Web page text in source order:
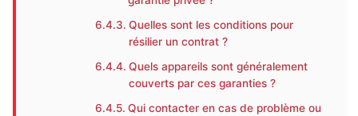
Quelles sont les conditions pour
résilier un contrat ?
Quels appareils sont généralement
couverts par ces garanties ?
Qui contacter en cas de problème ou